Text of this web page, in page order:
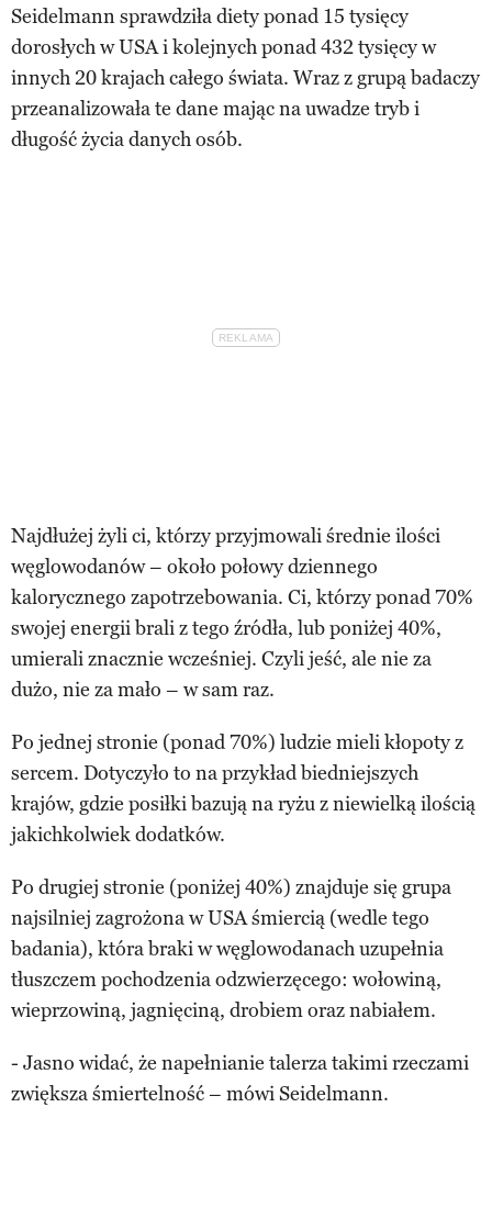
Seidelmann sprawdziła diety ponad 15 tysięcy
dorosłych w USA i kolejnych ponad 432 tysięcy w
innych 20 krajach całego świata. Wraz z grupą badaczy
przeanalizowała te dane mając na uwadze tryb i
długość życia danych osób.
Najdłużej żyli ci, którzy przyjmowali średnie ilości
węglowodanów – około połowy dziennego
kalorycznego zapotrzebowania. Ci, którzy ponad 70%
swojej energii brali z tego źródła, lub poniżej 40%,
umierali znacznie wcześniej. Czyli jeść, ale nie za
dużo, nie za mało – w sam raz.
Po jednej stronie (ponad 70%) ludzie mieli kłopoty z
sercem. Dotyczyło to na przykład biedniejszych
krajów, gdzie posiłki bazują na ryżu z niewielką ilością
jakichkolwiek dodatków.
Po drugiej stronie (poniżej 40%) znajduje się grupa
najsilniej zagrożona w USA śmiercią (wedle tego
badania), która braki w węglowodanach uzupełnia
tłuszczem pochodzenia odzwierzęcego: wołowiną,
wieprzowiną, jagnięciną, drobiem oraz nabiałem.
- Jasno widać, że napełnianie talerza takimi rzeczami
zwiększa śmiertelność – mówi Seidelmann.